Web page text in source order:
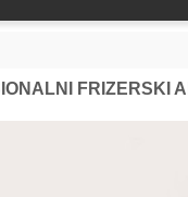
FRIZERSKI